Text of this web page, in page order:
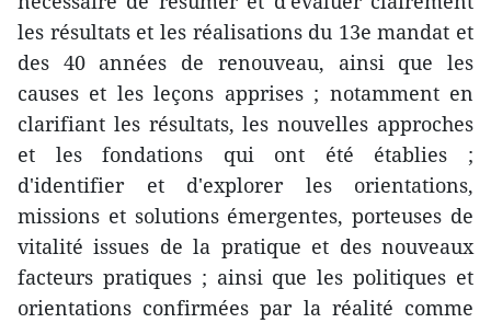
les résultats et les réalisations du 13e mandat et
des 40 années de renouveau, ainsi que les
causes et les leçons apprises ; notamment en
clarifiant les résultats, les nouvelles approches
et les fondations qui ont été établies ;
d'identifier et d'explorer les orientations,
missions et solutions émergentes, porteuses de
vitalité issues de la pratique et des nouveaux
facteurs pratiques ; ainsi que les politiques et
orientations confirmées par la réalité comme